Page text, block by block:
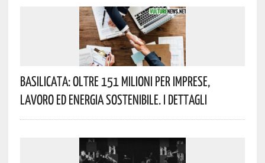
Basilicata: Oltre 151 Milioni Per Imprese,
Lavoro Ed Energia Sostenibile. I Dettagli